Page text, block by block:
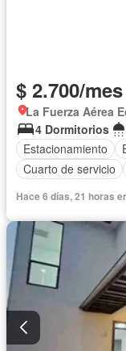
$ 2.700/mes
La Fuerza Aérea
4 Dormitorios
Estacionamiento
Cuarto de servicio
Hace 6 días, 21 horas